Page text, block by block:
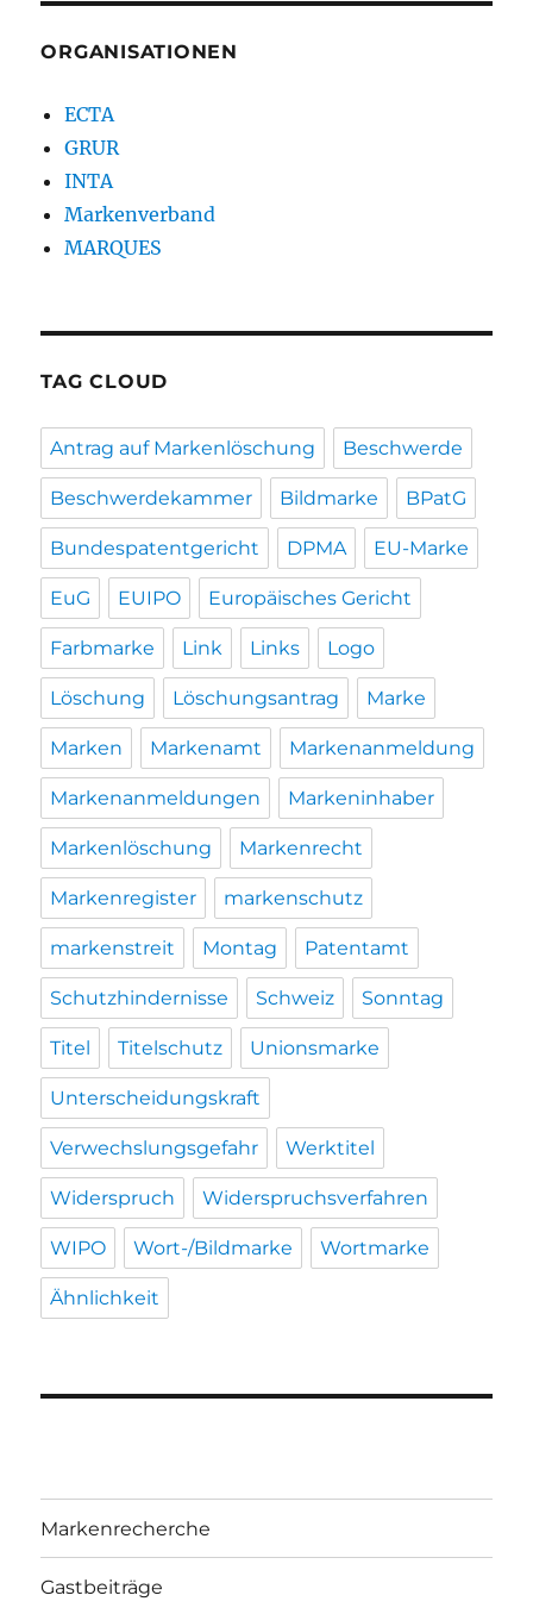
ORGANISATIONEN
ECTA
GRUR
INTA
Markenverband
MARQUES
TAG CLOUD
Antrag auf Markenlöschung Beschwerde
Beschwerdekammer Bildmarke BPatG
Bundespatentgericht DPMA EU-Marke
EuG EUIPO Europäisches Gericht
Farbmarke Link Links Logo
Löschung Löschungsantrag Marke
Marken Markenamt Markenanmeldung
Markenanmeldungen Markeninhaber
Markenlöschung Markenrecht
Markenregister markenschutz
markenstreit Montag Patentamt
Schutzhindernisse Schweiz Sonntag
Titel Titelschutz Unionsmarke
Unterscheidungskraft
Verwechslungsgefahr Werktitel
Widerspruch Widerspruchsverfahren
WIPO Wort-/Bildmarke Wortmarke
Ähnlichkeit
Markenrecherche
Gastbeiträge